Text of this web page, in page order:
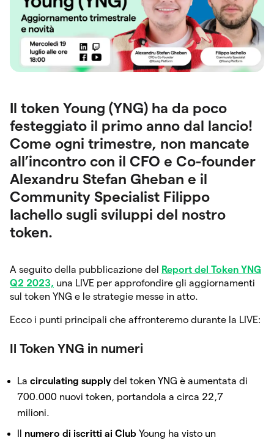
Il token Young (YNG) ha da poco
festeggiato il primo anno dal lancio!
Come ogni trimestre, non mancate
all’incontro con il CFO e Co-founder
Alexandru Stefan Gheban e il
Community Specialist Filippo
Iachello sugli sviluppi del nostro
token.
A seguito della pubblicazione del
Report del Token YNG
Q2 2023, una LIVE per approfondire gli aggiornamenti
sul token YNG e le strategie messe in atto.
Ecco i punti principali che affronteremo durante la LIVE:
Il Token YNG in numeri
La circulating supplydel token YNG è aumentata di
700.000 nuovi token, portandola a circa 22,7
milioni.
numero di iscritti ai Club Young ha visto un